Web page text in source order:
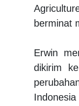
berminat
Erwin
dikirim